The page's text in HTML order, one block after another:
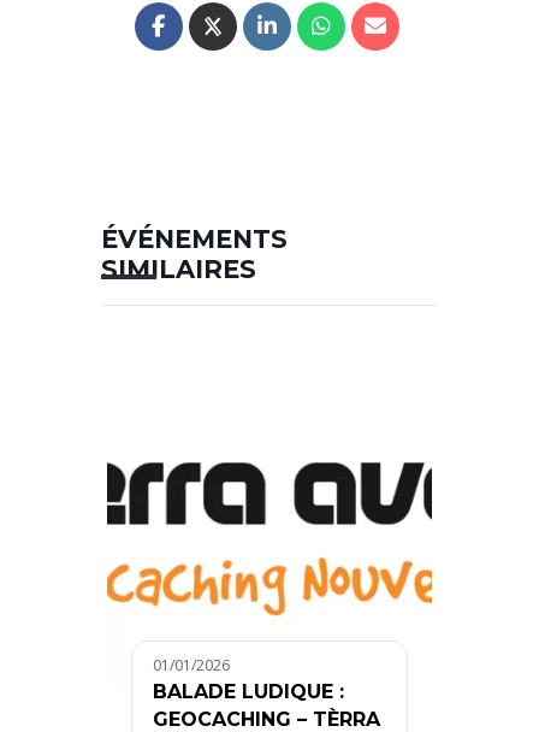
ÉVÉNEMENTS
SIMILAIRES
01/01/2026
BALADE LUDIQUE :
GEOCACHING – TÈRRA